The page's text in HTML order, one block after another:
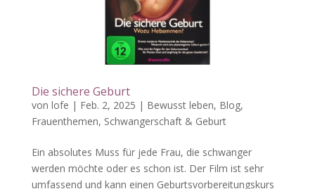
Die sichere Geburt
von lofe | Feb. 2, 2025 | Bewusst leben, Blog,
Frauenthemen, Schwangerschaft & Geburt
Ein absolutes Muss für jede Frau, die schwanger
werden möchte oder es schon ist. Der Film ist sehr
umfassend und kann einen Geburtsvorbereitungskurs